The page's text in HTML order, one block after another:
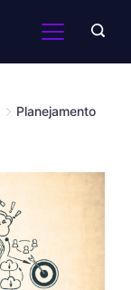
Planejamento